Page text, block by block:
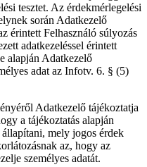
tesztet. Az érdekmérlegelési
során Adatkezelő
érintett Felhasználó súlyozás
adatkezeléssel érintett
alapján Adatkezelő
adat az Infotv. 6. § (5)
Adatkezelő tájékoztatja
a tájékoztatás alapján
mely jogos érdek
az, hogy az
személyes adatát.